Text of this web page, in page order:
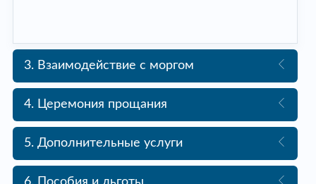
3. Взаимодействие с моргом
4. Церемония прощания
5. Дополнительные услуги